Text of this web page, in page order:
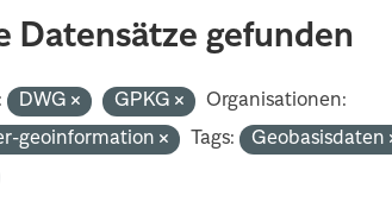
Datensätze gefunden
DWG GPKG
Organisationen:
geoinformation
Tags: Geobasisdaten